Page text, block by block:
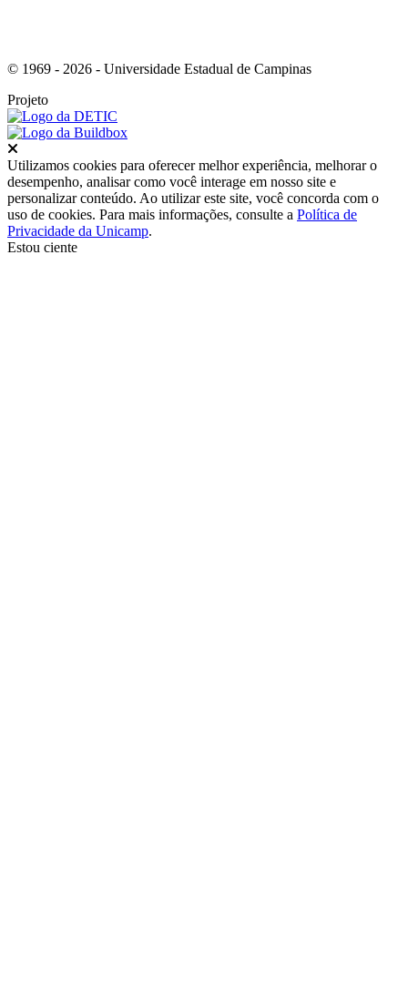
© 1969 - 2026 - Universidade Estadual de Campinas
Projeto
Utilizamos cookies para oferecer melhor experiência, melhorar o
desempenho, analisar como você interage em nosso site e
personalizar conteúdo. Ao utilizar este site, você concorda com o
uso de cookies. Para mais informações, consulte a Política de
Privacidade da Unicamp.
Estou ciente